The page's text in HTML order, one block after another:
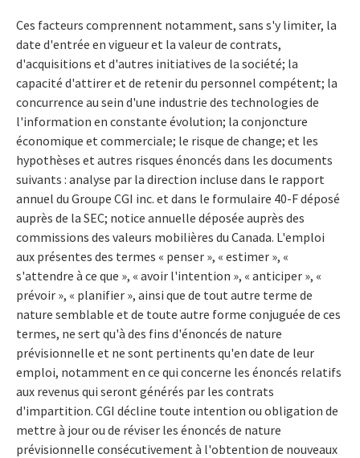
Ces facteurs comprennent notamment, sans s'y limiter, la
date d'entrée en vigueur et la valeur de contrats,
d'acquisitions et d'autres initiatives de la société; la
capacité d'attirer et de retenir du personnel compétent; la
concurrence au sein d'une industrie des technologies de
l'information en constante évolution; la conjoncture
économique et commerciale; le risque de change; et les
hypothèses et autres risques énoncés dans les documents
suivants : analyse par la direction incluse dans le rapport
annuel du Groupe CGI inc. et dans le formulaire 40-F déposé
auprès de la SEC; notice annuelle déposée auprès des
commissions des valeurs mobilières du Canada. L'emploi
aux présentes des termes « penser », « estimer », «
s'attendre à ce que », « avoir l'intention », « anticiper », «
prévoir », « planifier », ainsi que de tout autre terme de
nature semblable et de toute autre forme conjuguée de ces
termes, ne sert qu'à des fins d'énoncés de nature
prévisionnelle et ne sont pertinents qu'en date de leur
emploi, notamment en ce qui concerne les énoncés relatifs
aux revenus qui seront générés par les contrats
d'impartition. CGI décline toute intention ou obligation de
mettre à jour ou de réviser les énoncés de nature
prévisionnelle consécutivement à l'obtention de nouveaux